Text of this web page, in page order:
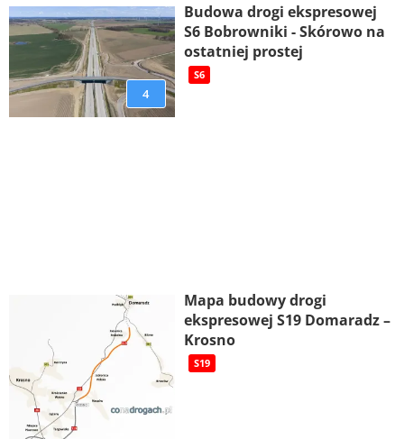
4
Budowa drogi ekspresowej
S6 Bobrowniki - Skórowo na
ostatniej prostej
S6
Mapa budowy drogi
ekspresowej S19 Domaradz –
Krosno
S19